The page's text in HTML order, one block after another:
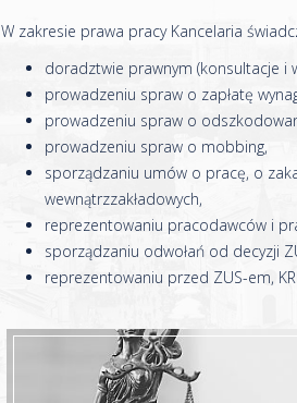
W zakresie prawa pracy Kancelaria
doradztwie prawnym (konsultacje i
prowadzeniu spraw o zapłatę
prowadzeniu spraw o
prowadzeniu spraw o mobbing,
sporządzaniu umów o pracę, o
wewnątrzzakładowych,
reprezentowaniu pracodawców i
sporządzaniu odwołań od decyzji
reprezentowaniu przed ZUS-em,